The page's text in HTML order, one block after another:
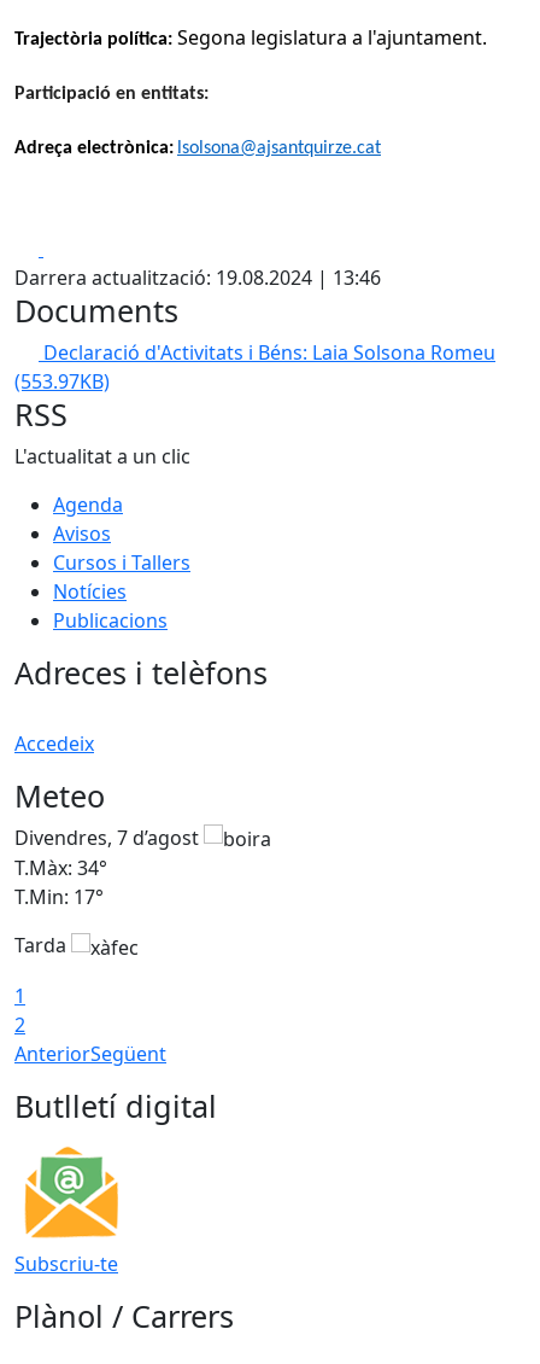
Trajectòria política: Segona legislatura a l'ajuntament.
Participació en entitats:
Adreça electrònica: lsolsona@ajsantquirze.cat
Darrera actualització: 19.08.2024 | 13:46
Documents
Declaració d'Activitats i Béns: Laia Solsona Romeu
(553.97KB)
RSS
L'actualitat a un clic
Agenda
Avisos
Cursos i Tallers
Notícies
Publicacions
Adreces i telèfons
Accedeix
Meteo
Divendres, 7 d’agost
T.Màx: 34°
T.Min: 17°
Tarda
1
2
AnteriorSegüent
Butlletí digital
Subscriu-te
Plànol / Carrers